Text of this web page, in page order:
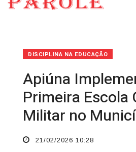
DISCIPLINA NA EDUCAÇÃO
Apiúna
Primeira Escola
Militar no
21/02/2026 10:28